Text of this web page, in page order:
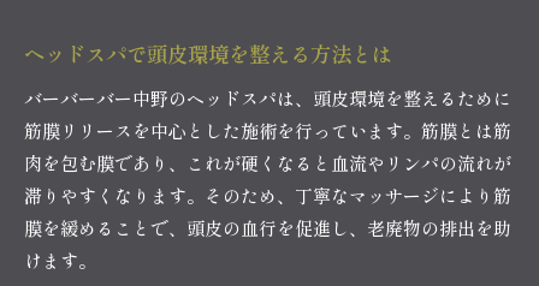
ヘッドスパで頭皮環境を整える方法とは
バーバーバー中野のヘッドスパは、頭皮環境を整えるために
筋膜リリースを中心とした施術を行っています。筋膜とは筋
肉を包む膜であり、これが硬くなると血流やリンパの流れが
滞りやすくなります。そのため、丁寧なマッサージにより筋
膜を緩めることで、頭皮の血行を促進し、老廃物の排出を助
けます。